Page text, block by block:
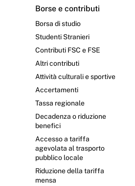
Borse e contributi
Borsa di studio
Studenti Stranieri
Contributi FSC e FSE
Altri contributi
Attività culturali e sportive
Accertamenti
Tassa regionale
Decadenza o riduzione
benefici
Accesso a tariffa
agevolata al trasporto
pubblico locale
Riduzione della tariffa
mensa